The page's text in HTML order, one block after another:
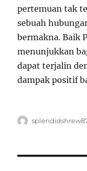
pertemuan tak
sebuah
bermakna. Baik
menunjukkan
dapat terjalin
dampak positif
Author